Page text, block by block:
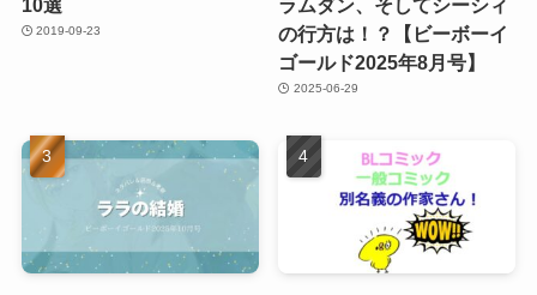
10選
2019-09-23
ラムダン、そしてシーシィ
の行方は！？【ビーボーイ
ゴールド2025年8月号】
2025-06-29